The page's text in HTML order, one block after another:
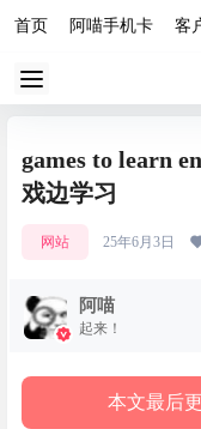
首页 阿喵手机卡 客
games to learn
戏边学习
网站 25年6月3日
阿喵
起来！
本文最后